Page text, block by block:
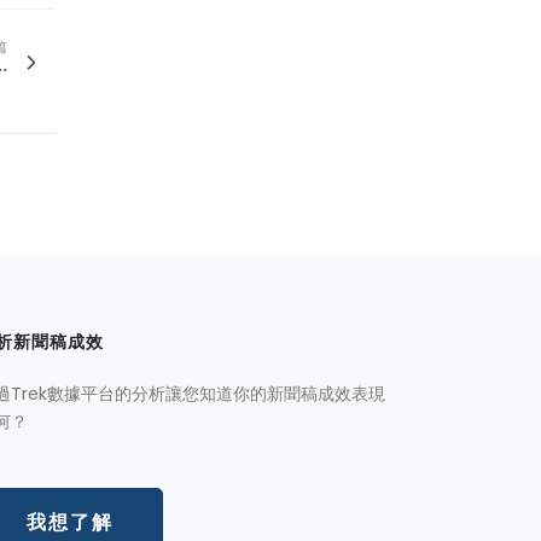
新聞稿成效
Trek數據平台的分析讓您知道你的新聞稿成效表現
？
我想了解